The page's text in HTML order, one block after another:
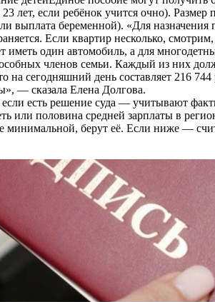
23 лет, если ребёнок учится очно).
выплата беременной). «Для
Если квартир несколько,
иметь один автомобиль, а для
членов семьи. Каждый из них
на сегодняшний день составляет 216
— сказала Елена Долгова.
есть решение суда — учитывают
или половина средней зарплаты в
берут её. Если ниже —